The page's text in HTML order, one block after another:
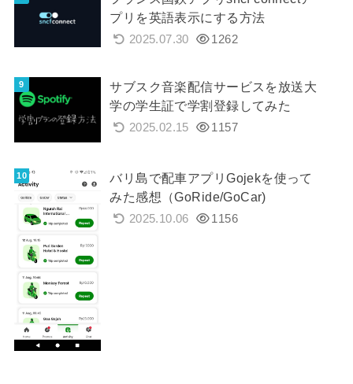
プリを英語表示にする方法
2025.07.30 1262
サブスク音楽配信サービスを放送大
学の学生証で学割登録してみた
2025.02.15 1157
バリ島で配車アプリGojekを使って
みた感想（GoRide/GoCar)
2025.10.06 1156